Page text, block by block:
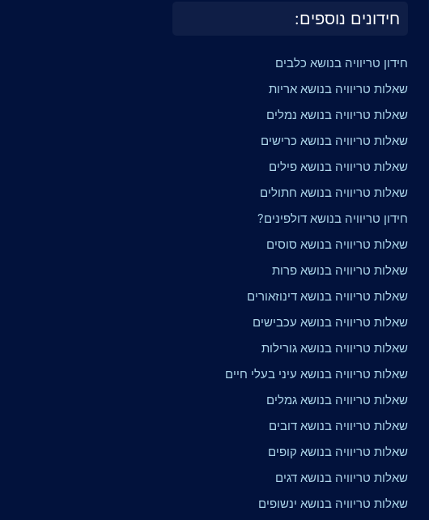
חידונים נוספים:
חידון טריוויה בנושא כלבים
שאלות טריוויה בנושא אריות
שאלות טריוויה בנושא נמלים
שאלות טריוויה בנושא כרישים
שאלות טריוויה בנושא פילים
שאלות טריוויה בנושא חתולים
חידון טריוויה בנושא דולפינים?
שאלות טריוויה בנושא סוסים
שאלות טריוויה בנושא פרות
שאלות טריוויה בנושא דינוזאורים
שאלות טריוויה בנושא עכבישים
שאלות טריוויה בנושא גורילות
שאלות טריוויה בנושא עיני בעלי חיים
שאלות טריוויה בנושא גמלים
שאלות טריוויה בנושא דובים
שאלות טריוויה בנושא קופים
שאלות טריוויה בנושא דגים
שאלות טריוויה בנושא ינשופים